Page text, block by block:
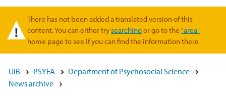
Warning message
There has not been added a translated version of this
content. You can either trysearchingor go to the"area"
home page to see if you can find the information there
UiB PSYFA
Department of Psychosocial Science
News archive